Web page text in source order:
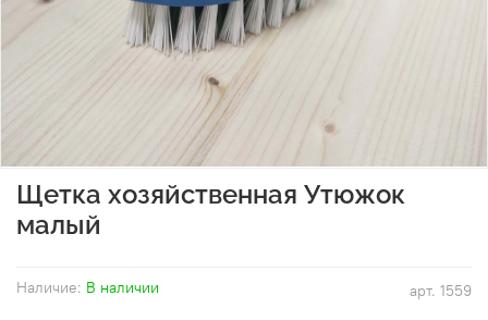
арт. 1559
Наличие: В наличии
Щетка хозяйственная Утюжок
малый